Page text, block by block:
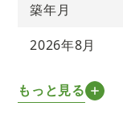
築年月
2026年8月
もっと見る